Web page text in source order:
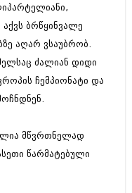
ბრწყინვალე
აღარ ვსაუბრობ.
ძალიან დიდი
ჩემპიონატი და
მწვრთნელად
წარმატებული